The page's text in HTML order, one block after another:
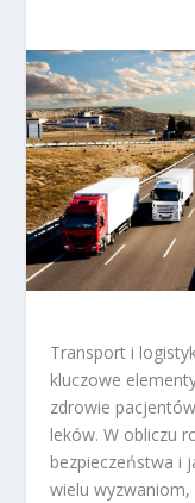
Transport i
kluczowe
zdrowie
leków. W obliczu
bezpieczeństwa i
wielu